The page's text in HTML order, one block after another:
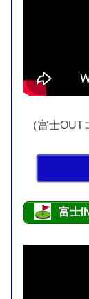
（富士
富士